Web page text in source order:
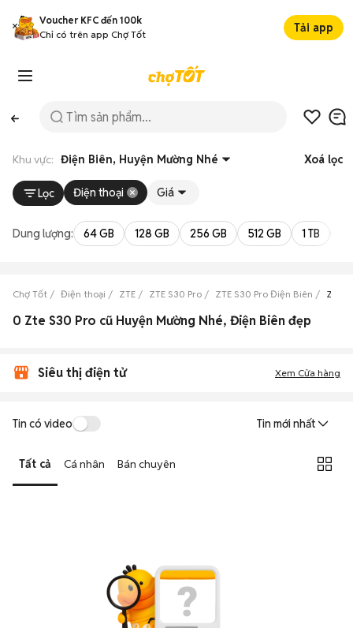
Voucher KFC đến 100k
Chỉ có trên app Chợ Tốt
Tải app
Khu vực: Điện Biên, Huyện Mường Nhé Xoá lọc
Lọc Điện thoại Giá
Dung lượng: 64 GB 128 GB 256 GB 512 GB 1 TB
Chợ Tốt Điện thoại ZTE ZTE S30 Pro ZTE S30 Pro Điện Biên ZTE
0 Zte S30 Pro cũ Huyện Mường Nhé, Điện Biên đẹp
Siêu thị điện tử Xem Cửa hàng
Tin có video Tin mới nhất
Tất cả Cá nhân Bán chuyên